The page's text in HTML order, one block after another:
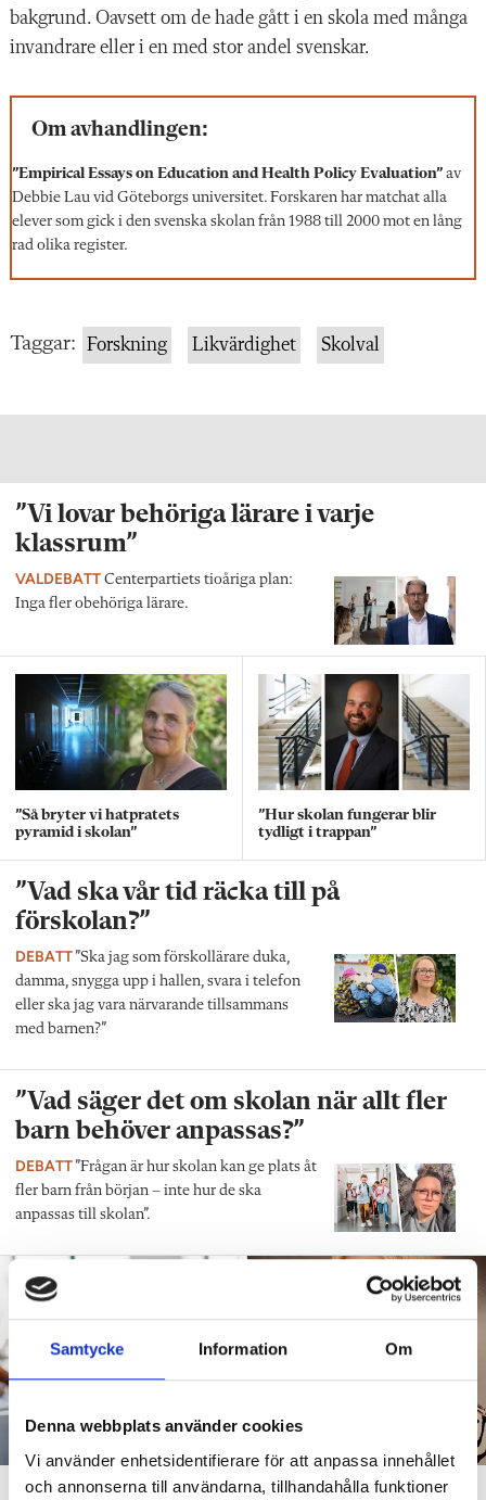
Samtycke Information Om
Denna webbplats använder cookies
Vi använder enhetsidentifierare för att anpassa innehållet
och annonserna till användarna, tillhandahålla funktioner
bakgrund. Oavsett om de hade gått i en skola med många
invandrare eller i en med stor andel svenskar.
Om avhandlingen:
”Empirical Essays on Education and Health Policy Evaluation” av
Debbie Lau vid Göteborgs universitet. Forskaren har matchat alla
elever som gick i den svenska skolan från 1988 till 2000 mot en lång
rad olika register.
Taggar: Forskning Likvärdighet Skolval
”Vi lovar behöriga lärare i varje
klassrum”
VALDEBATT Centerpartiets tioåriga plan:
Inga fler obehöriga lärare.
”Så bryter vi hatpratets
pyramid i skolan”
”Hur skolan fungerar blir
tydligt i trappan”
”Vad ska vår tid räcka till på
förskolan?”
DEBATT”Ska jag som förskollärare duka,
damma, snygga upp i hallen, svara i telefon
eller ska jag vara närvarande tillsammans
med barnen?”
”Vad säger det om skolan när allt fler
barn behöver anpassas?”
DEBATT”Frågan är hur skolan kan ge plats åt
fler barn från början – inte hur de ska
anpassas till skolan”.